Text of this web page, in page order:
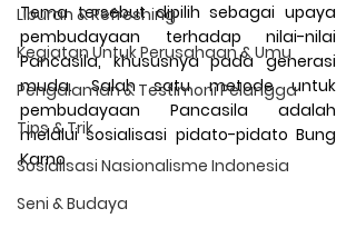
Liburan & Refreshing
Kegiatan Untuk Perusahaan & Umu
Pengalaman & Testimoni Pelangga
Tips & Trik
Sosialisasi Nasionalisme Indonesia
Seni & Budaya
Tema tersebut dipilih sebagai upaya
pembudayaan terhadap nilai-nilai
Pancasila, khususnya pada generasi
muda. Salah satu metode untuk
pembudayaan Pancasila adalah
melalui sosialisasi pidato-pidato Bung
Karno.